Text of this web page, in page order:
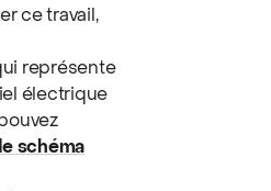
ce travail,
représente
électrique
schéma